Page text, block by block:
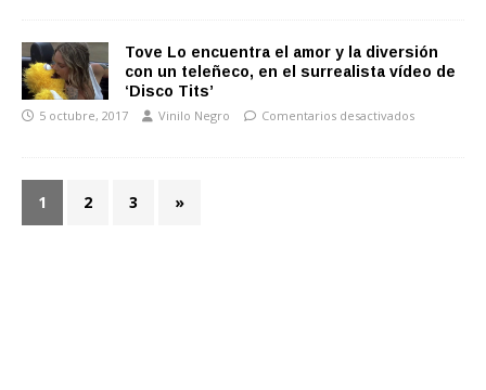
Tove Lo encuentra el amor y la diversión
con un teleñeco, en el surrealista vídeo de
‘Disco Tits’
5 octubre, 2017 Vinilo Negro Comentarios desactivados
1 2 3 »